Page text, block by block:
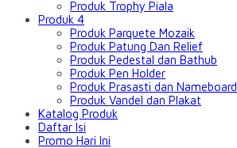
Produk Trophy Piala
Produk 4
Produk Parquete Mozaik
Produk Patung Dan Relief
Produk Pedestal dan Bathub
Produk Pen Holder
Produk Prasasti dan Nameboard
Produk Vandel dan Plakat
Katalog Produk
Daftar Isi
Promo Hari Ini